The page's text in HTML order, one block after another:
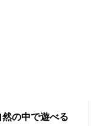
の中で遊べる